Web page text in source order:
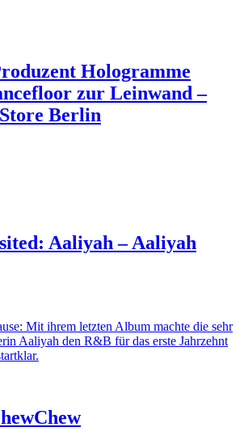
Hologramme
zur Leinwand –
Berlin
Aaliyah – Aaliyah
Mit ihrem letzten Album machte die sehr
Aaliyah den R&B für das erste Jahrzehnt